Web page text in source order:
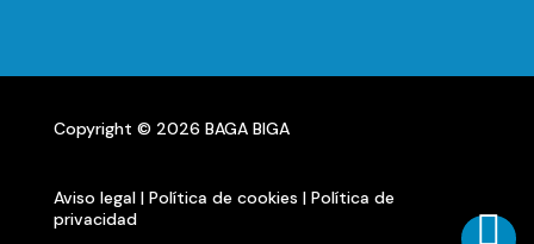
Copyright © 2026 BAGA BIGA
Aviso legal| Política de cookies | Política de
privacidad
